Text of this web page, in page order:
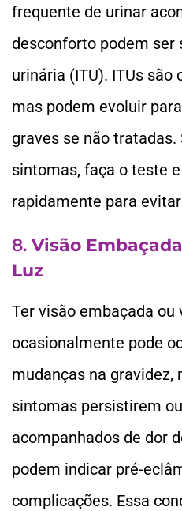
frequente de urinar
desconforto podem ser
urinária (ITU). ITUs são
mas podem evoluir
graves se não
sintomas, faça o teste
rapidamente para
8. Visão
Luz
Ter visão embaçada ou
ocasionalmente pode
mudanças na gravidez,
sintomas persistirem
acompanhados de dor
podem indicar pré-
complicações. Essa